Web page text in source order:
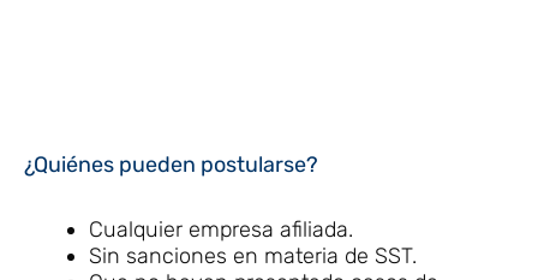
¿Quiénes pueden postularse?
Cualquier empresa afiliada.
Sin sanciones en materia de SST.